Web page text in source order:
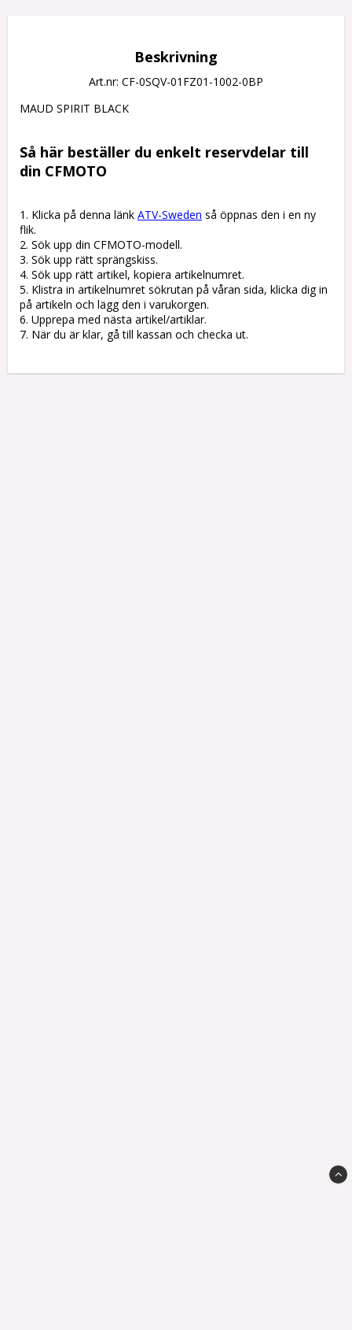
Beskrivning
Art.nr: CF-0SQV-01FZ01-1002-0BP
MAUD SPIRIT BLACK
Så här beställer du enkelt reservdelar till
din CFMOTO
1. Klicka på denna länk ATV-Sweden så öppnas den i en ny
flik.
2. Sök upp din CFMOTO-modell.
3. Sök upp rätt sprängskiss.
4. Sök upp rätt artikel, kopiera artikelnumret.
5. Klistra in artikelnumret sökrutan på våran sida, klicka dig in
på artikeln och lägg den i varukorgen.
6. Upprepa med nästa artikel/artiklar.
7. När du är klar, gå till kassan och checka ut.